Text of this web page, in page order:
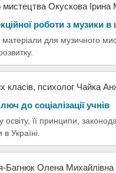
мистецтва Окускова Ірина
роботи з музики
для музичного
класів, психолог Чайка
до соціалізації учнів
освіту, її принципи,
Україні.
Багнюк Олена Михайлівна